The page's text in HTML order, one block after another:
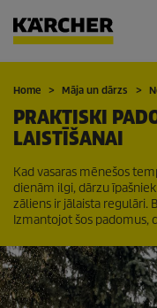
Grozs
Home Māja un dārzs
PRAKTISKI
LAISTĪŠANAI
Kad vasaras mēnešos
dienām ilgi, dārzu
zāliens ir jālaista regulāri.
Izmantojot šos padomus,